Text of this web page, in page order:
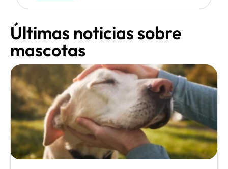
Últimas noticias sobre
mascotas